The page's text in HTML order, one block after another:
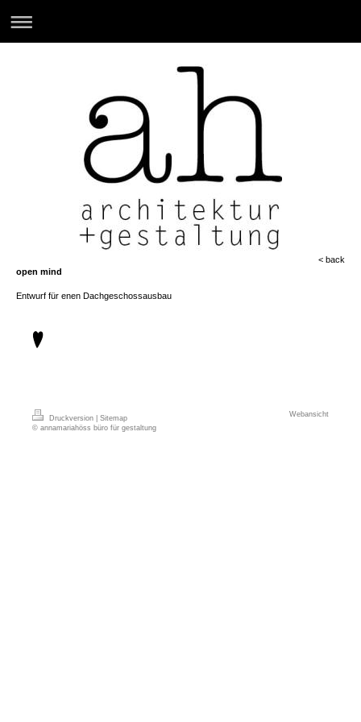
< back
open mind
Entwurf für enen Dachgeschossausbau
Druckversion
Sitemap
© annamariahöss büro für gestaltung
Webansicht